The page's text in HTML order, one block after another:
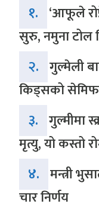
१. ‘आफूले
सुरु, नमुना टोल
२. गुल्मेली
किड्सको
३. गुल्मीमा
मृत्यु, यो कस्तो
४. मन्त्री
चार निर्णय